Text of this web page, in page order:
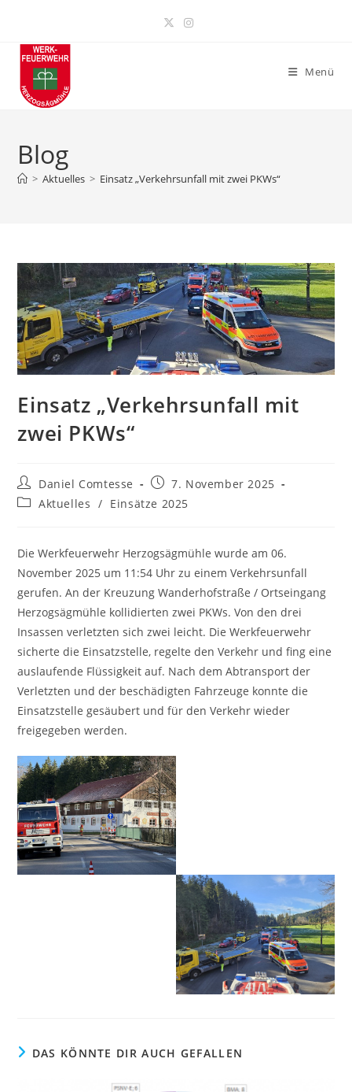
springen
Menü
Blog
> Aktuelles > Einsatz „Verkehrsunfall mit zwei PKWs“
Einsatz „Verkehrsunfall mit
zwei PKWs“
Beitrags-
Autor:
Daniel Comtesse
Beitrag
veröffentlicht:
7. November 2025
Beitrags-
Aktuelles / Einsätze 2025
Die Werkfeuerwehr Herzogsägmühle wurde am 06.
November 2025 um 11:54 Uhr zu einem Verkehrsunfall
gerufen. An der Kreuzung Wanderhofstraße / Ortseingang
Herzogsägmühle kollidierten zwei PKWs. Von den drei
Insassen verletzten sich zwei leicht. Die Werkfeuerwehr
sicherte die Einsatzstelle, regelte den Verkehr und fing eine
auslaufende Flüssigkeit auf. Nach dem Abtransport der
Verletzten und der beschädigten Fahrzeuge konnte die
Einsatzstelle gesäubert und für den Verkehr wieder
freigegeben werden.
DAS KÖNNTE DIR AUCH GEFALLEN